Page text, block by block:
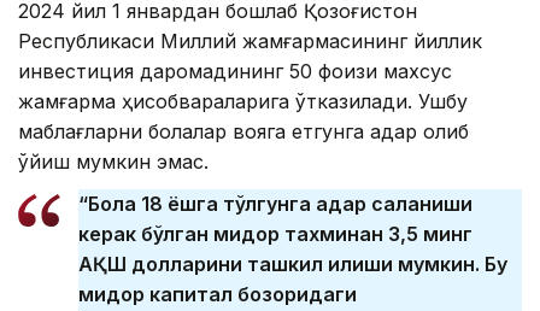
2024 йил 1 январдан бошлаб Қозоғистон
Республикаси Миллий жамғармасининг йиллик
инвестиция даромадининг 50 фоизи махсус
жамғарма ҳисобварақларига ўтказилади. Ушбу
маблағларни болалар вояга етгунга қадар олиб
қўйиш мумкин эмас.
“Бола 18 ёшга тўлгунга қадар сақланиши
керак бўлган миқдор тахминан 3,5 минг
АҚШ долларини ташкил қилиши мумкин. Бу
миқдор капитал бозоридаги